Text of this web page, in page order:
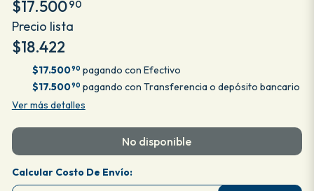
$17.50090
Precio lista
$18.422
$17.50090 pagando con Efectivo
$17.50090 pagando con Transferencia o depósito bancario
Ver más detalles
No disponible
Calcular Costo De Envío: